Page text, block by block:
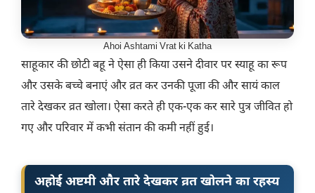
Ahoi Ashtami Vrat ki Katha
साहूकार की छोटी बहू ने ऐसा ही किया उसने दीवार पर स्याहू का रूप
और उसके बच्चे बनाएं और व्रत कर उनकी पूजा की और सायं काल
तारे देखकर व्रत खोला। ऐसा करते ही एक-एक कर सारे पुत्र जीवित हो
गए और परिवार में कभी संतान की कमी नहीं हुई।
अहोई अष्टमी और तारे देखकर व्रत खोलने का रहस्य